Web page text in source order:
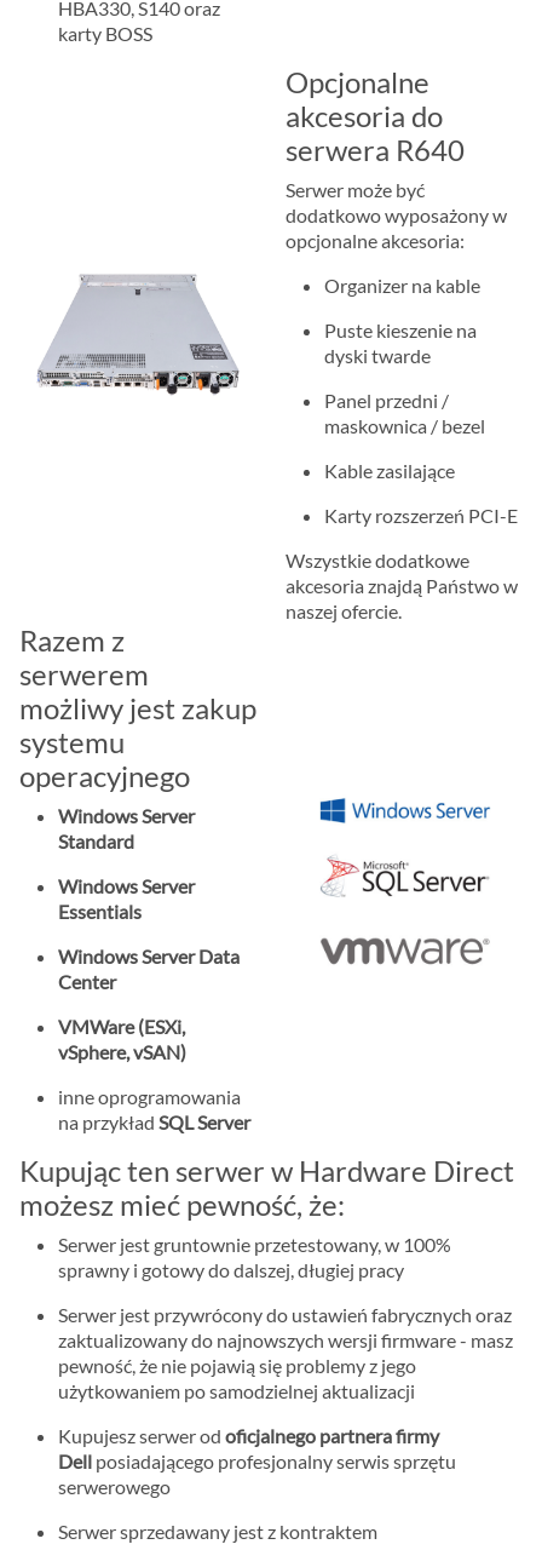
HBA330, S140 oraz
karty BOSS
Opcjonalne
akcesoria do
serwera R640
Serwer może być
dodatkowo wyposażony w
opcjonalne akcesoria:
Organizer na kable
Puste kieszenie na
dyski twarde
Panel przedni /
maskownica / bezel
Kable zasilające
Karty rozszerzeń PCI-E
Wszystkie dodatkowe
akcesoria znajdą Państwo w
naszej ofercie.
Razem z
serwerem
możliwy jest zakup
systemu
operacyjnego
Windows Server
Standard
Windows Server
Essentials
Windows Server Data
Center
VMWare (ESXi,
vSphere, vSAN)
inne oprogramowania
na przykład SQL Server
Kupując ten serwer w Hardware Direct
możesz mieć pewność, że:
Serwer jest gruntownie przetestowany, w 100%
sprawny i gotowy do dalszej, długiej pracy
Serwer jest przywrócony do ustawień fabrycznych oraz
zaktualizowany do najnowszych wersji firmware - masz
pewność, że nie pojawią się problemy z jego
użytkowaniem po samodzielnej aktualizacji
Kupujesz serwer od oficjalnego partnera firmy
Dell posiadającego profesjonalny serwis sprzętu
serwerowego
Serwer sprzedawany jest z kontraktem